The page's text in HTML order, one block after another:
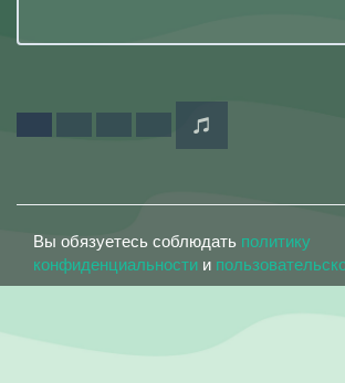
Вы обязуетесь соблюдать политику
конфиденциальности и